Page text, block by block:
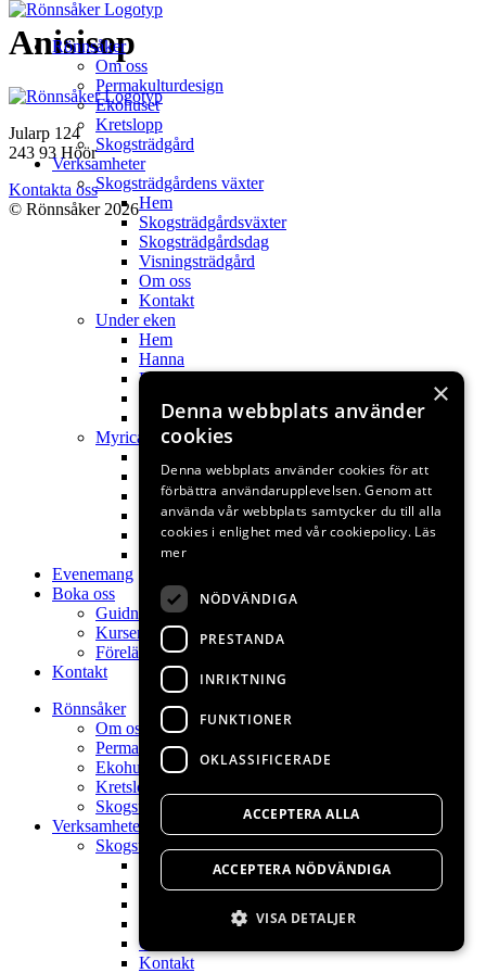
Hoppa
till
Rönnsåker
Om oss
Permakulturdesign
Ekohuset
Kretslopp
Skogsträdgård
Verksamheter
Skogsträdgårdens växter
Hem
Skogsträdgårdsväxter
Skogsträdgårdsdag
Visningsträdgård
Om oss
Kontakt
Under eken
Hem
Hanna
Filmer
Kontakt
Myricas
My
Poesi
Naturkontakt
Permakultur
Kontakt
Evenemang
Boka oss
Guidningar
Kurser
Föreläsningar
Kontakt
Rönnsåker
Om oss
Permakulturdesign
Ekohuset
Kretslopp
Skogsträdgård
Verksamheter
Skogsträdgårdens växter
Skogsträdgårdsväxter
Visningsträdgård
Om oss
Kontakt
Anisisop
Jularp 124
243 93 Höör
Kontakta oss
© Rönnsåker 2026
×
Denna webbplats använder
cookies
Denna webbplats använder cookies för att
förbättra användarupplevelsen. Genom att
använda vår webbplats samtycker du till alla
cookies i enlighet med vår cookiepolicy. Läs
mer
NÖDVÄNDIGA
PRESTANDA
INRIKTNING
FUNKTIONER
OKLASSIFICERADE
ACCEPTERA ALLA
ACCEPTERA NÖDVÄNDIGA
VISA DETALJER